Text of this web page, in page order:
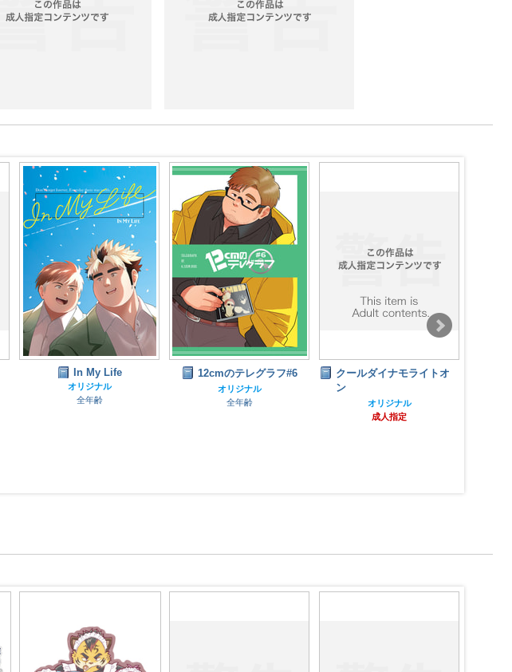
In My Life
オリジナル
全年齢
12cmのテレグラフ#6
オリジナル
全年齢
クールダイナモライトオ
ン
オリジナル
成人指定